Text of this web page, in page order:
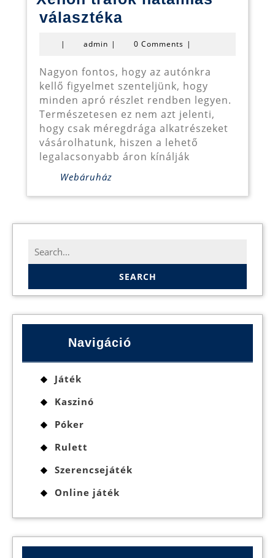
választéka
hatalmas
választéka
| admin admin
| 0 Comments |
Nagyon fontos, hogy az autónkra
kellő figyelmet szenteljünk, hogy
minden apró részlet rendben legyen.
Természetesen ez nem azt jelenti,
hogy csak méregdrága alkatrészeket
vásárolhatunk, hiszen a lehető
legalacsonyabb áron kínálják
Webáruház
Search
for:
Navigáció
Játék
Kaszinó
Póker
Rulett
Szerencsejáték
Online játék